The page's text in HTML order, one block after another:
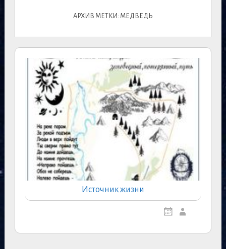
АРХИВ МЕТКИ: МЕДВЕДЬ
Источник жизни